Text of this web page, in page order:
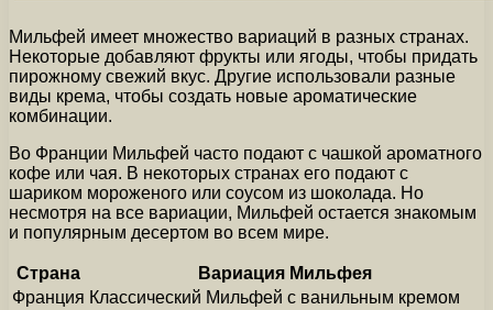
Мильфей имеет множество вариаций в разных странах.
Некоторые добавляют фрукты или ягоды, чтобы придать
пирожному свежий вкус. Другие использовали разные
виды крема, чтобы создать новые ароматические
комбинации.
Во Франции Мильфей часто подают с чашкой ароматного
кофе или чая. В некоторых странах его подают с
шариком мороженого или соусом из шоколада. Но
несмотря на все вариации, Мильфей остается знакомым
и популярным десертом во всем мире.
Страна
Вариация Мильфея
Франция Классический Мильфей с ванильным кремом